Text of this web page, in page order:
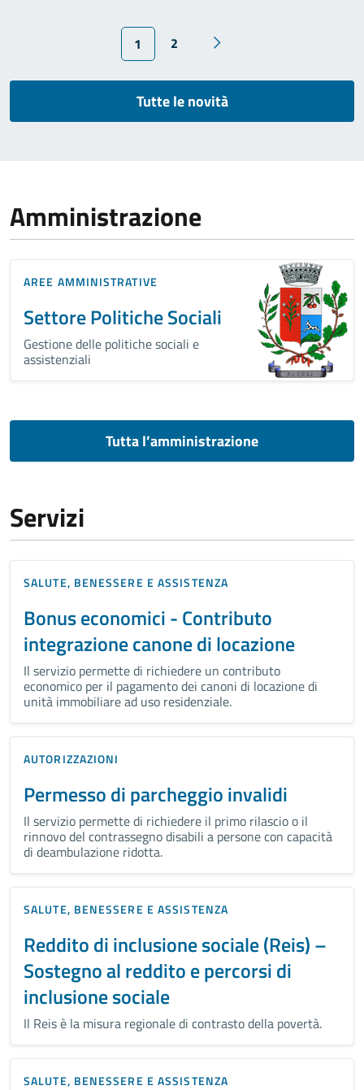
1 2
Tutte le novità
Amministrazione
AREE AMMINISTRATIVE
Settore Politiche Sociali
Gestione delle politiche sociali e
assistenziali
Tutta l’amministrazione
Servizi
SALUTE, BENESSERE E ASSISTENZA
Bonus economici - Contributo
integrazione canone di locazione
Il servizio permette di richiedere un contributo
economico per il pagamento dei canoni di locazione di
unità immobiliare ad uso residenziale.
AUTORIZZAZIONI
Permesso di parcheggio invalidi
Il servizio permette di richiedere il primo rilascio o il
rinnovo del contrassegno disabili a persone con capacità
di deambulazione ridotta.
SALUTE, BENESSERE E ASSISTENZA
Reddito di inclusione sociale (Reis) –
Sostegno al reddito e percorsi di
inclusione sociale
Il Reis è la misura regionale di contrasto della povertà.
SALUTE, BENESSERE E ASSISTENZA